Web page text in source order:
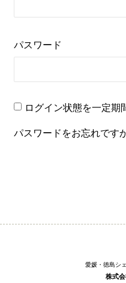
パスワード
ログイン状態を一定期
パスワードをお忘れです
愛媛・徳島シ
株式